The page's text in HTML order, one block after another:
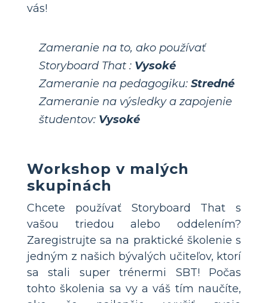
vás!
Zameranie na to, ako používať
Storyboard That : Vysoké
Zameranie na pedagogiku: Stredné
Zameranie na výsledky a zapojenie
študentov: Vysoké
Workshop v malých
skupinách
Chcete používať Storyboard That s
vašou triedou alebo oddelením?
Zaregistrujte sa na praktické školenie s
jedným z našich bývalých učiteľov, ktorí
sa stali super trénermi SBT! Počas
tohto školenia sa vy a váš tím naučíte,